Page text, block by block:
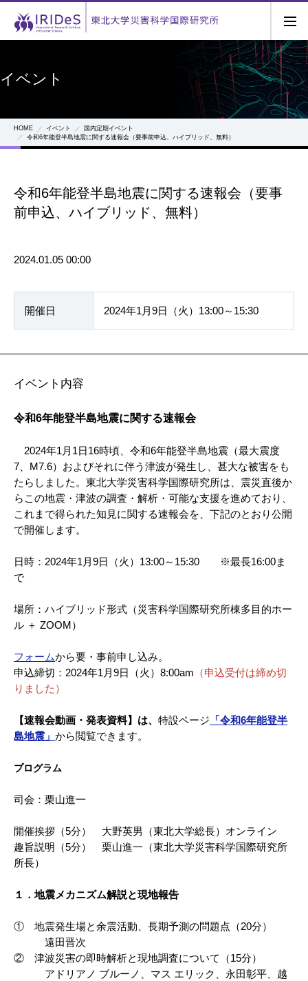
イベント
HOME イベント
国内定期イベント
令和6年能登半島地震に関する速報会（要事前申込、ハイブリッド、無料）
令和6年能登半島地震に関する速報会（要事
前申込、ハイブリッド、無料）
2024.01.05 00:00
開催日 2024年1月9日（火）13:00～15:30
イベント内容
令和6年能登半島地震に関する速報会
2024年1月1日16時頃、令和6年能登半島地震（最大震度
7、M7.6）およびそれに伴う津波が発生し、甚大な被害をも
たらしました。東北大学災害科学国際研究所は、震災直後か
らこの地震・津波の調査・解析・可能な支援を進めており、
これまで得られた知見に関する速報会を、下記のとおり公開
で開催します。
日時：2024年1月9日（火）13:00～15:30 ※最長16:00ま
で
場所：ハイブリッド形式（災害科学国際研究所棟多目的ホー
ル ＋ ZOOM）
フォームから要・事前申し込み。
申込締切：2024年1月9日（火）8:00am （申込受付は締め切
りました）
【速報会動画・発表資料】は、 特設ページ 「令和6年能登半
島地震」 から閲覧できます。
プログラム
司会：栗山進一
開催挨拶（5分） 大野英男（東北大学総長）オンライン
趣旨説明（5分） 栗山進一（東北大学災害科学国際研究所
所長）
１．地震メカニズム解説と現地報告
① 地震発生場と余震活動、長期予測の問題点（20分）
遠田晋次
② 津波災害の即時解析と現地調査について（15分）
アドリアノ ブルーノ、マス エリック、永田彰平、越